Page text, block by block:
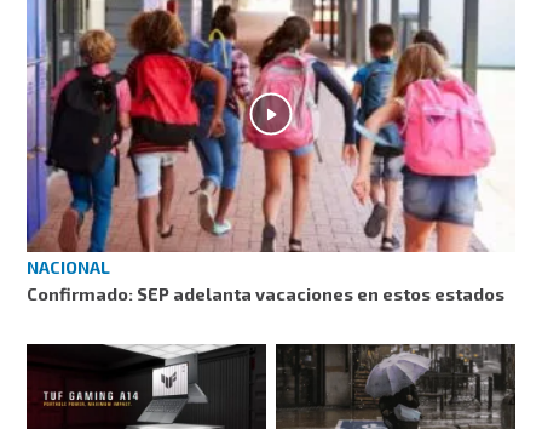
NACIONAL
Confirmado: SEP adelanta vacaciones en estos estados